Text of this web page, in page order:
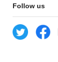
Follow us